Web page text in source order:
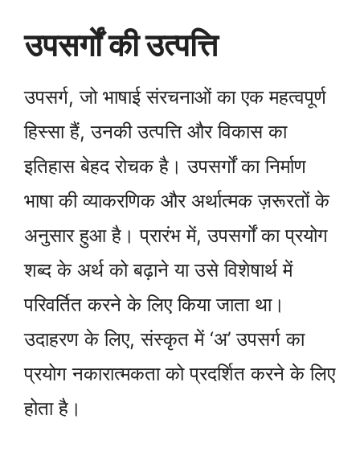
उपसर्गों की उत्पत्ति
उपसर्ग, जो भाषाई संरचनाओं का एक महत्वपूर्ण
हिस्सा हैं, उनकी उत्पत्ति और विकास का
इतिहास बेहद रोचक है। उपसर्गों का निर्माण
भाषा की व्याकरणिक और अर्थात्मक ज़रूरतों के
अनुसार हुआ है। प्रारंभ में, उपसर्गों का प्रयोग
शब्द के अर्थ को बढ़ाने या उसे विशेषार्थ में
परिवर्तित करने के लिए किया जाता था।
उदाहरण के लिए, संस्कृत में ‘अ’ उपसर्ग का
प्रयोग नकारात्मकता को प्रदर्शित करने के लिए
होता है।